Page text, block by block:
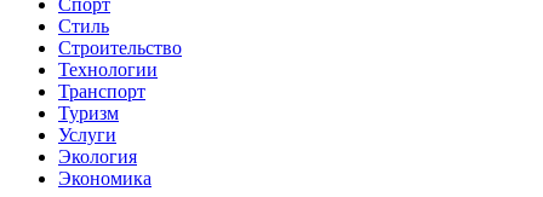
Стиль
Строительство
Технологии
Транспорт
Туризм
Услуги
Экология
Экономика